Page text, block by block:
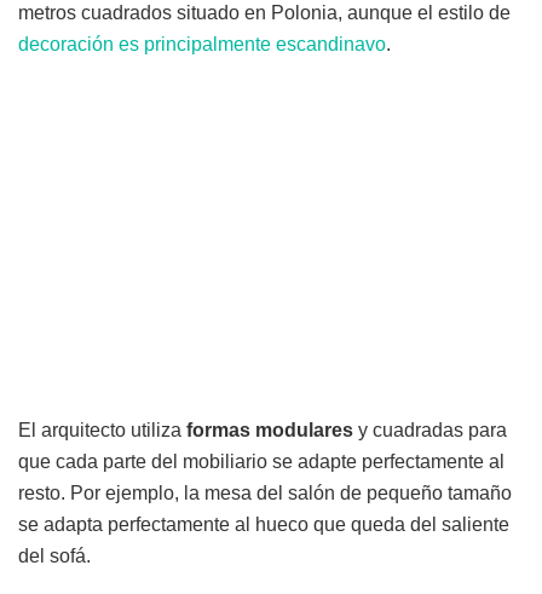
metros cuadrados situado en Polonia, aunque el estilo de
decoración es principalmente escandinavo.
El arquitecto utiliza formas modulares y cuadradas para
que cada parte del mobiliario se adapte perfectamente al
resto. Por ejemplo, la mesa del salón de pequeño tamaño
se adapta perfectamente al hueco que queda del saliente
del sofá.